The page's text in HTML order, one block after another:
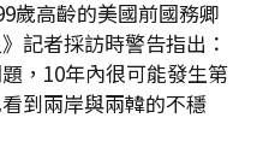
歲高齡的美國前國務卿
記者採訪時警告指出：
，10年內很可能發生第
到兩岸與兩韓的不穩